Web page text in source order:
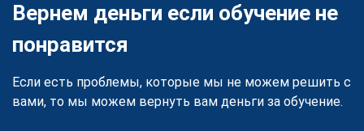
Вернем деньги если обучение не
понравится
Если есть проблемы, которые мы не можем решить с
вами, то мы можем вернуть вам деньги за обучение.